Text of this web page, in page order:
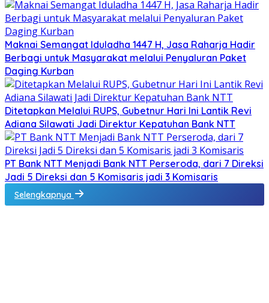
Maknai Semangat Iduladha 1447 H, Jasa Raharja Hadir
Berbagi untuk Masyarakat melalui Penyaluran Paket
Daging Kurban
Ditetapkan Melalui RUPS, Gubetnur Hari Ini Lantik Revi
Adiana Silawati Jadi Direktur Kepatuhan Bank NTT
PT Bank NTT Menjadi Bank NTT Perseroda, dari 7 Direksi
Jadi 5 Direksi dan 5 Komisaris jadi 3 Komisaris
Selengkapnya